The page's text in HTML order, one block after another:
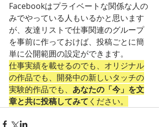
Facebookはプライベートな関係な人の
みでやっている人もいるかと思います
が、友達リストで仕事関連のグループ
を事前に作っておけば、投稿ごとに簡
単に公開範囲の設定ができます。
仕事実績を載せるのでも、オリジナル
の作品でも、開発中の新しいタッチの
実験的作品でも、 あなたの「今」を文
章と共に投稿してみて ください。